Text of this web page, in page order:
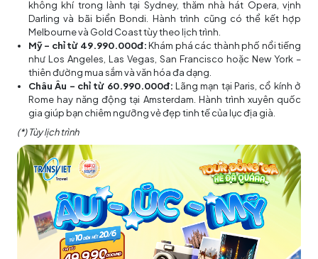
không khí trong lành tại Sydney, thăm nhà hát Opera, vịnh
Darling và bãi biển Bondi. Hành trình cũng có thể kết hợp
Melbourne và Gold Coast tùy theo lịch trình.
Mỹ – chỉ từ 49.990.000đ:Khám phá các thành phố nổi tiếng
như Los Angeles, Las Vegas, San Francisco hoặc New York –
thiên đường mua sắm và văn hóa đa dạng.
Châu Âu – chỉ từ 60.990.000đ: Lãng mạn tại Paris, cổ kính ở
Rome hay năng động tại Amsterdam. Hành trình xuyên quốc
gia giúp bạn chiêm ngưỡng vẻ đẹp tinh tế của lục địa già.
(*) Tùy lịch trình